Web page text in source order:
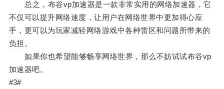
总之，布谷vp加速器是一款非常实用的网络加速器，它
不仅可以提升网络速度，让用户在网络世界中更加得心应
手，更可以为玩家减轻网络游戏中各种雷区和问题所带来的
负担。
如果你也希望能够畅享网络世界，那么不妨试试布谷vp
加速器吧。
#3#